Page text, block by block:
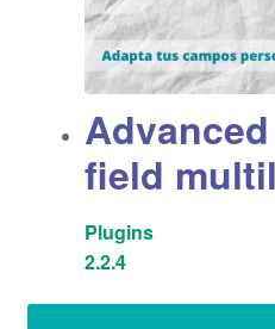
field
Plugins
2.2.4